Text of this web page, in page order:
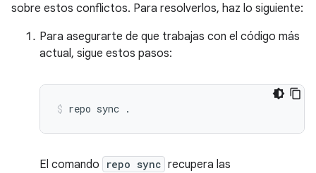
sobre estos conflictos. Para resolverlos, haz lo siguiente:
Para asegurarte de que trabajas con el código más
actual, sigue estos pasos:
repo sync .
El comando repo sync recupera las